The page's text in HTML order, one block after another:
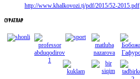
http://www.khalkovozi.tj/pdf/2015/52-2015.pdf
СУРАТЛАР